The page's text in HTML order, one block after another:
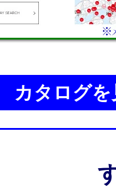
カタログ